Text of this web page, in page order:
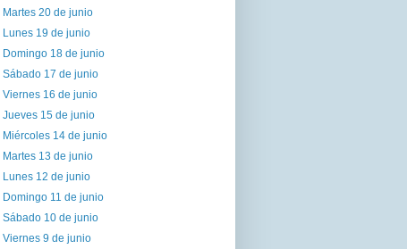
Martes 20 de junio
Lunes 19 de junio
Domingo 18 de junio
Sábado 17 de junio
Viernes 16 de junio
Jueves 15 de junio
Miércoles 14 de junio
Martes 13 de junio
Lunes 12 de junio
Domingo 11 de junio
Sábado 10 de junio
Viernes 9 de junio